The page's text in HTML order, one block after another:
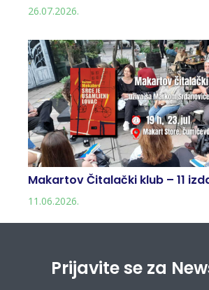
26.07.2026.
Makartov Čitalački klub – 11
11.06.2026.
Prijavite se za